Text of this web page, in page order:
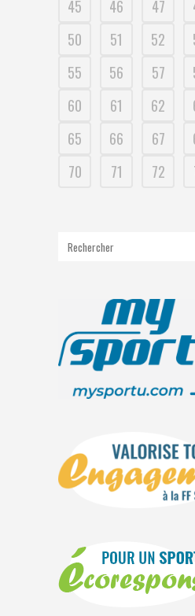
45
46 47
50
51 52
55
56 57
60
61 62
65
66 67
70
71 72